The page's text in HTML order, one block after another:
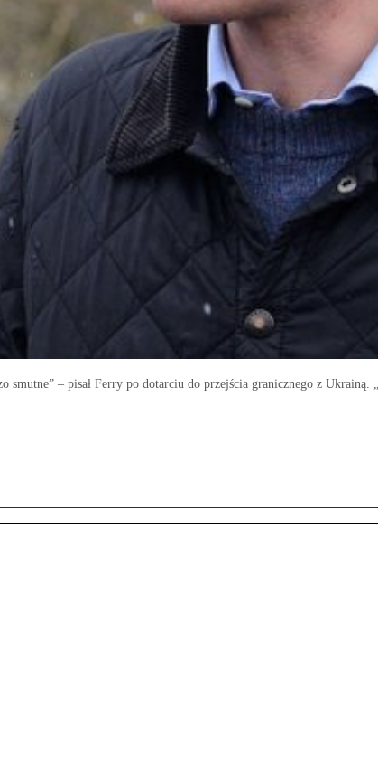
– pisał Ferry po dotarciu do przejścia granicznego z